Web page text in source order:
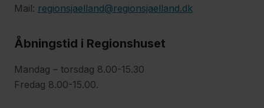
Mail: regionsjaelland@regionsjaelland.dk
Åbningstid i Regionshuset
Mandag – torsdag 8.00-15.30
Fredag 8.00-15.00.